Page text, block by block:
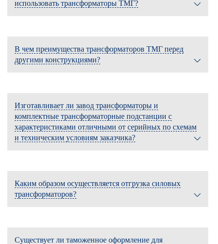
использовать трансформаторы ТМГ?
В чем преимущества трансформаторов ТМГ перед
другими конструкциями?
Изготавливает ли завод трансформаторы и
комплектные трансформаторные подстанции с
характеристиками отличными от серийных по схемам
и техническим условиям заказчика?
Каким образом осуществляется отгрузка силовых
трансформаторов?
Существует ли таможенное оформление для